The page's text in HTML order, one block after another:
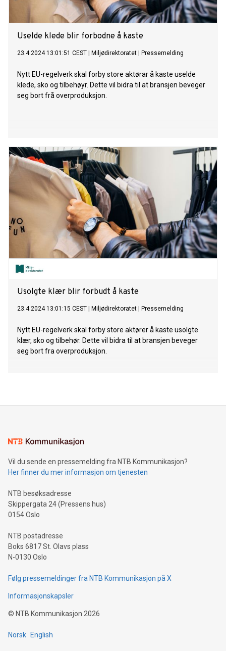
Uselde klede blir forbodne å kaste
23.4.2024 13:01:51 CEST Miljødirektoratet Pressemelding
Nytt EU-regelverk skal forby store aktørar å kaste uselde
klede, sko og tilbehøyr. Dette vil bidra til at bransjen beveger
seg bort frå overproduksjon.
Usolgte klær blir forbudt å kaste
23.4.2024 13:01:15 CEST Miljødirektoratet Pressemelding
Nytt EU-regelverk skal forby store aktører å kaste usolgte
klær, sko og tilbehør. Dette vil bidra til at bransjen beveger
seg bort fra overproduksjon.
Vil du sende en pressemelding fra NTB Kommunikasjon?
Her finner du mer informasjon om tjenesten
NTB besøksadresse
Skippergata 24 (Pressens hus)
0154 Oslo
NTB postadresse
Boks 6817 St. Olavs plass
N-0130 Oslo
Følg pressemeldinger fra NTB Kommunikasjon på X
Informasjonskapsler
© NTB Kommunikasjon 2026
Norsk English